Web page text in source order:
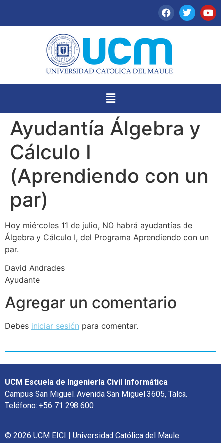
Ayudantía Álgebra y
Cálculo I
(Aprendiendo con un
par)
Hoy miércoles 11 de julio, NO habrá ayudantías de
Álgebra y Cálculo I, del Programa Aprendiendo con un
par.
David Andrades
Ayudante
Agregar un comentario
Debes iniciar sesión para comentar.
UCM Escuela de Ingeniería Civil Informática
Campus San Miguel, Avenida San Miguel 3605, Talca.
Teléfono: +56 71 298 600
© 2026 UCM EICI | Universidad Católica del Maule